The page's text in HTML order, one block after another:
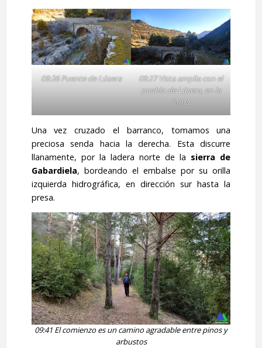
09:26 Puente de Lúsera
09:27 Vista amplia con el
pueblo de Lúsera, en la
loma
Una vez cruzado el barranco, tomamos una
preciosa senda hacia la derecha. Esta discurre
llanamente, por la ladera norte de la sierra de
Gabardiela, bordeando el embalse por su orilla
izquierda hidrográfica, en dirección sur hasta la
presa.
09:41 El comienzo es un camino agradable entre pinos y
arbustos